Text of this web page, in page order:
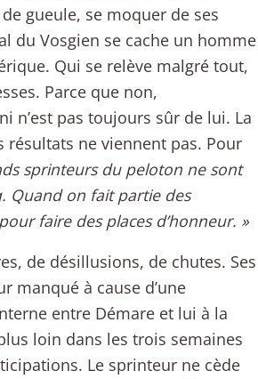
gueule, se moquer de ses
du Vosgien se cache un homme
Qui se relève malgré tout,
Parce que non,
n’est pas toujours sûr de lui. La
ne viennent pas. Pour
sprinteurs du peloton ne sont
Quand on fait partie des
faire des places d’honneur. »
de désillusions, de chutes. Ses
manqué à cause d’une
entre Démare et lui à la
loin dans les trois semaines
Le sprinteur ne cède